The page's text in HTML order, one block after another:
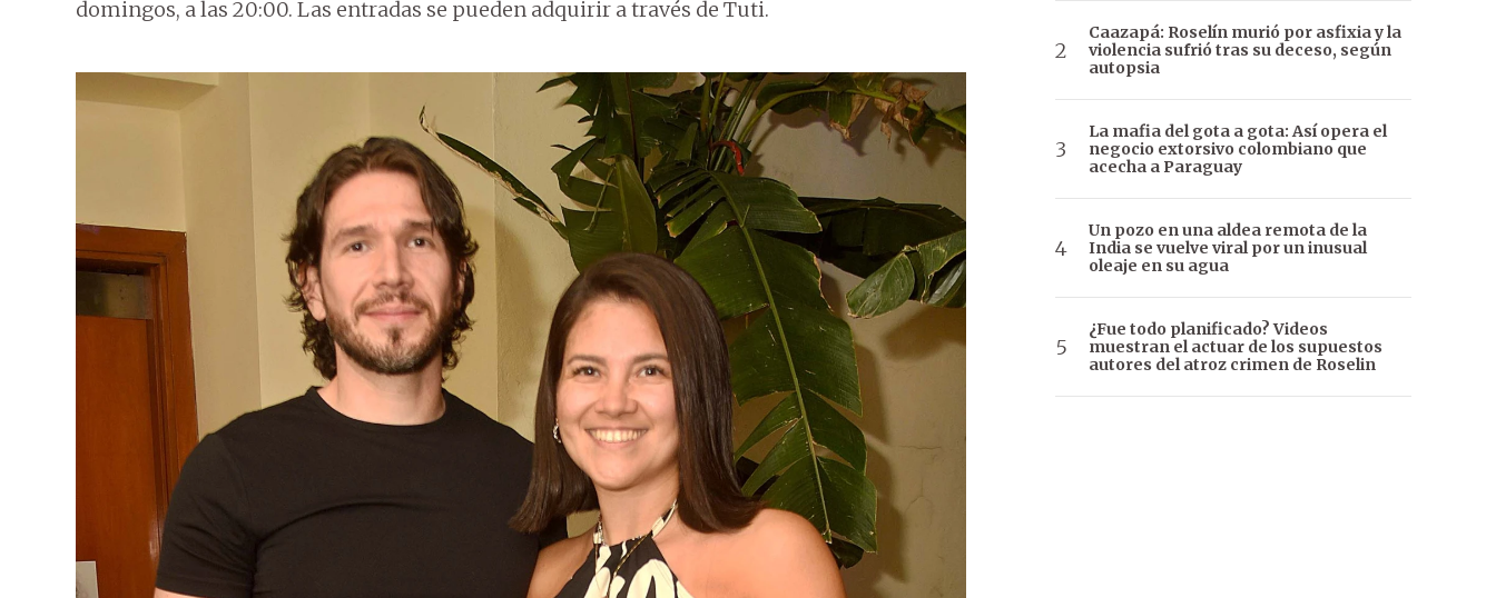
domingos, a las 20:00. Las entradas se pueden adquirir a través de Tuti.
Caazapá: Roselín murió por asfixia y la
violencia sufrió tras su deceso, según
autopsia
La mafia del gota a gota: Así opera el
negocio extorsivo colombiano que
acecha a Paraguay
Un pozo en una aldea remota de la
India se vuelve viral por un inusual
oleaje en su agua
¿Fue todo planificado? Videos
muestran el actuar de los supuestos
autores del atroz crimen de Roselin